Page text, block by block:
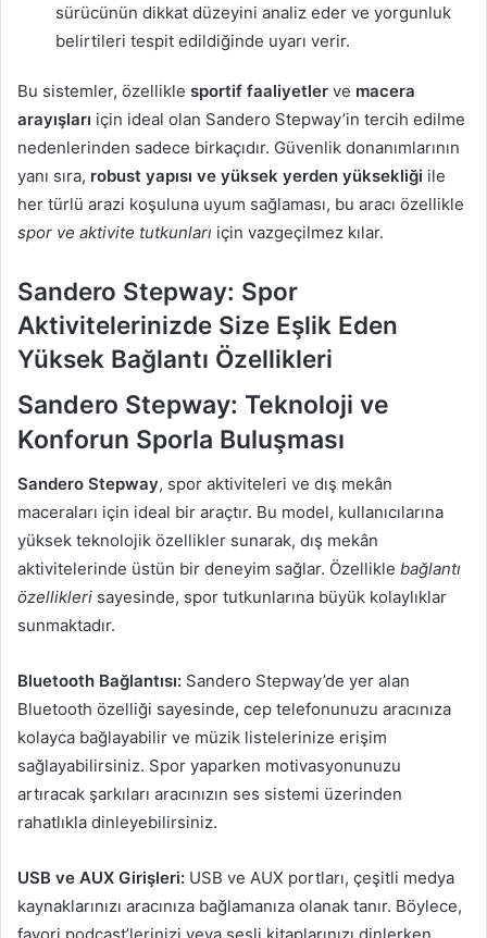
sürücünün dikkat düzeyini analiz eder ve yorgunluk
belirtileri tespit edildiğinde uyarı verir.
Bu sistemler, özellikle sportif faaliyetler ve macera
arayışları için ideal olan Sandero Stepway’in tercih edilme
nedenlerinden sadece birkaçıdır. Güvenlik donanımlarının
yanı sıra, robust yapısı ve yüksek yerden yüksekliği ile
her türlü arazi koşuluna uyum sağlaması, bu aracı özellikle
spor ve aktivite tutkunları için vazgeçilmez kılar.
Sandero Stepway: Spor
Aktivitelerinizde Size Eşlik Eden
Yüksek Bağlantı Özellikleri
Sandero Stepway: Teknoloji ve
Konforun Sporla Buluşması
Sandero Stepway, spor aktiviteleri ve dış mekân
maceraları için ideal bir araçtır. Bu model, kullanıcılarına
yüksek teknolojik özellikler sunarak, dış mekân
aktivitelerinde üstün bir deneyim sağlar. Özellikle bağlantı
özellikleri sayesinde, spor tutkunlarına büyük kolaylıklar
sunmaktadır.
Bluetooth Bağlantısı: Sandero Stepway’de yer alan
Bluetooth özelliği sayesinde, cep telefonunuzu aracınıza
kolayca bağlayabilir ve müzik listelerinize erişim
sağlayabilirsiniz. Spor yaparken motivasyonunuzu
artıracak şarkıları aracınızın ses sistemi üzerinden
rahatlıkla dinleyebilirsiniz.
USB ve AUX Girişleri: USB ve AUX portları, çeşitli medya
kaynaklarınızı aracınıza bağlamanıza olanak tanır. Böylece,